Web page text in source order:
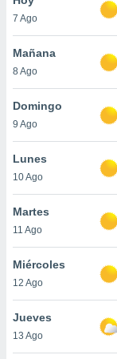
y
en
más
de
7 Ago
Mañana
8 Ago
Domingo
9 Ago
Lunes
10 Ago
Martes
11 Ago
Miércoles
12 Ago
Jueves
13 Ago